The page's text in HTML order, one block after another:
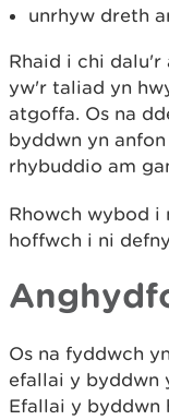
unrhyw dreth
Rhaid i chi dalu'r
yw'r taliad yn
atgoffa. Os na
byddwn yn
rhybuddio am
Rhowch wybod i
hoffwch i ni
Os na fyddwch
efallai y byddwn
Efallai y byddwn